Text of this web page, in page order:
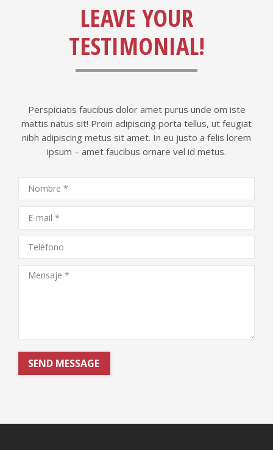
LEAVE YOUR
TESTIMONIAL!
Perspiciatis faucibus dolor amet purus unde om iste
mattis natus sit! Proin adipiscing porta tellus, ut feugiat
nibh adipiscing metus sit amet. In eu justo a felis lorem
ipsum – amet faucibus ornare vel id metus.
Nombre *
E-mail *
Teléfono
Mensaje *
SEND MESSAGE